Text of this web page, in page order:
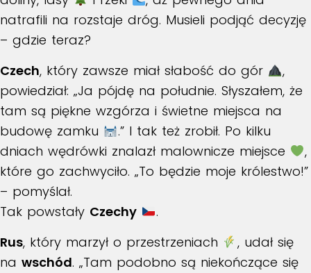
natrafili na rozstaje dróg. Musieli podjąć decyzję
– gdzie teraz?
Czech, który zawsze miał słabość do gór
,
powiedział: „Ja pójdę na południe. Słyszałem, że
tam są piękne wzgórza i świetne miejsca na
budowę zamku
.” I tak też zrobił. Po kilku
dniach wędrówki znalazł malownicze miejsce
,
które go zachwyciło. „To będzie moje królestwo!”
– pomyślał.
Tak powstały Czechy
.
Rus, który marzył o przestrzeniach
, udał się
na wschód. „Tam podobno są niekończące się